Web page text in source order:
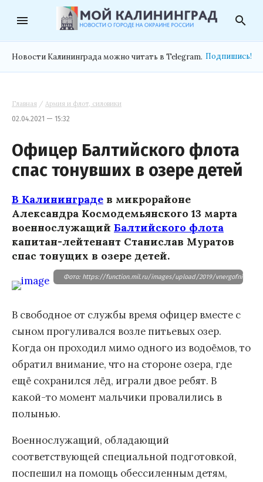
menu search
Новости Калининграда можно читать в Telegram. Подпишись!
Главная / Армия и флот, силовики
02.04.2021 — 15:32
Офицер Балтийского флота
спас тонувших в озере детей
В Калининграде в микрорайоне
Александра Космодемьянского 13 марта
военнослужащий Балтийского флота
капитан-лейтенант Станислав Муратов
спас тонущих в озере детей.
Фото: https://function.mil.ru/images/upload/2019/
В свободное от службы время офицер вместе с
сыном прогуливался возле питьевых озер.
Когда он проходил мимо одного из водоёмов, то
обратил внимание, что на стороне озера, где
ещё сохранился лёд, играли двое ребят. В
какой-то момент мальчики провалились в
полынью.
Военнослужащий, обладающий
соответствующей специальной подготовкой,
поспешил на помощь обессиленным детям,